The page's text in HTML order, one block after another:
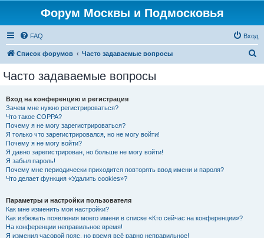
Форум Москвы и Подмосковья
FAQ Вход
Список форумов Часто задаваемые вопросы
Часто задаваемые вопросы
Вход на конференцию и регистрация
Зачем мне нужно регистрироваться?
Что такое COPPA?
Почему я не могу зарегистрироваться?
Я только что зарегистрировался, но не могу войти!
Почему я не могу войти?
Я давно зарегистрирован, но больше не могу войти!
Я забыл пароль!
Почему мне периодически приходится повторять ввод имени и пароля?
Что делает функция «Удалить cookies»?
Параметры и настройки пользователя
Как мне изменить мои настройки?
Как избежать появления моего имени в списке «Кто сейчас на конференции»?
На конференции неправильное время!
Я изменил часовой пояс, но время всё равно неправильное!